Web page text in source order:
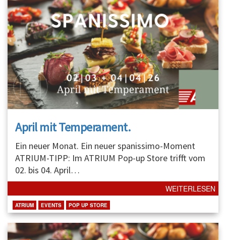
April mit Temperament.
Ein neuer Monat. Ein neuer spanissimo-Moment
ATRIUM-TIPP: Im ATRIUM Pop-up Store trifft vom
02. bis 04. April…
WEITERLESEN
ATRIUM EVENTS POP UP STORE